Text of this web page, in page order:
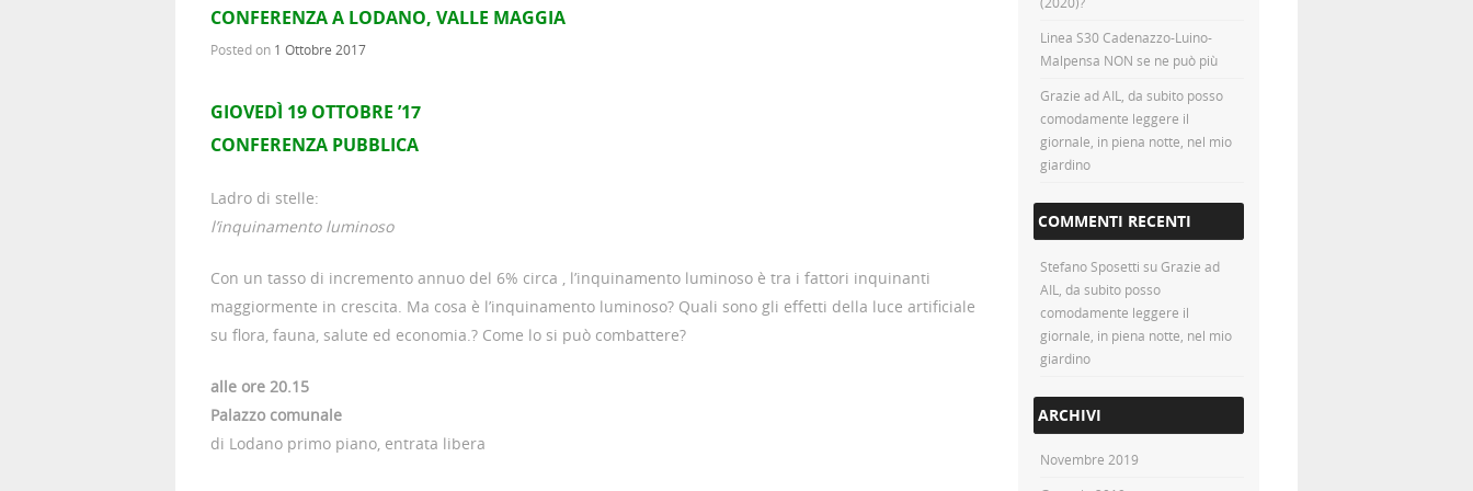
CONFERENZA A LODANO, VALLE MAGGIA
Posted on 1 Ottobre 2017
GIOVEDÌ 19 OTTOBRE ’17
CONFERENZA PUBBLICA
Ladro di stelle:
l’inquinamento luminoso
Con un tasso di incremento annuo del 6% circa , l’inquinamento luminoso è tra i fattori inquinanti
maggiormente in crescita. Ma cosa è l’inquinamento luminoso? Quali sono gli effetti della luce artificiale
su flora, fauna, salute ed economia.? Come lo si può combattere?
alle ore 20.15
Palazzo comunale
di Lodano primo piano, entrata libera
Linea S30 Cadenazzo-Luino-
Malpensa NON se ne può più
Grazie ad AIL, da subito posso
comodamente leggere il
giornale, in piena notte, nel mio
giardino
COMMENTI RECENTI
Stefano Sposetti su Grazie ad
AIL, da subito posso
comodamente leggere il
giornale, in piena notte, nel mio
giardino
ARCHIVI
Novembre 2019